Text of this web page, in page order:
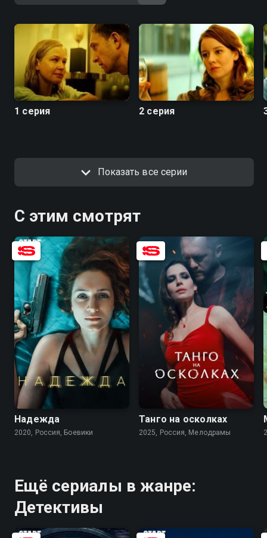
1 серия 2 серия
Показать все серии
С этим смотрят
7.2 6.1
Надежда
2020, Россия, Боевики
7.1 6.0
Танго на осколках
2025, Россия, Мелодрамы
Ещё сериалы в жанре:
Детективы